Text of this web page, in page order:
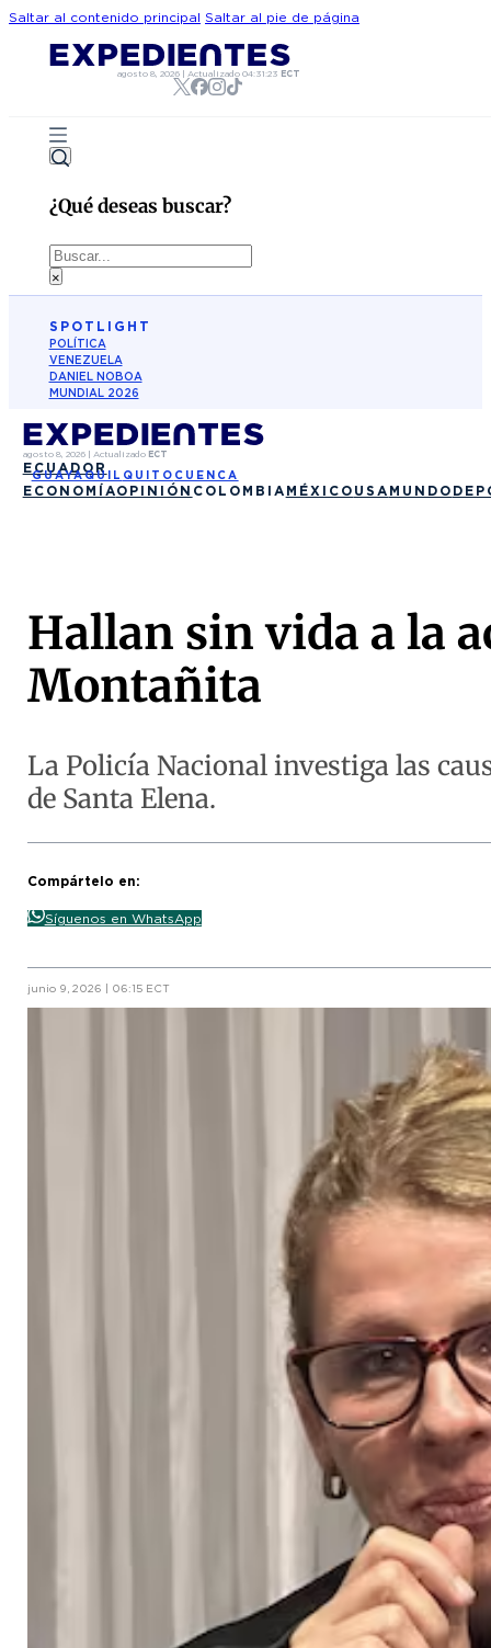
Saltar al contenido principal Saltar al pie de página
agosto 8, 2026| Actualizado 04:31:23 ECT
¿Qué deseas buscar?
Buscar
×
SPOTLIGHT
POLÍTICA
VENEZUELA
DANIEL NOBOA
MUNDIAL 2026
agosto 8, 2026| Actualizado ECT
ECUADOR
GUAYAQUIL QUITO CUENCA
ECONOMÍAOPINIÓN COLOMBIA MÉXICO USA MUNDO
Hallan sin vida a la
Montañita
La Policía Nacional investiga las
de Santa Elena.
Compártelo en:
Síguenos en WhatsApp
junio 9, 2026 | 06:15 ECT